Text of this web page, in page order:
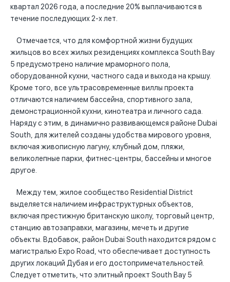
квартал 2026 года, а последние 20% выплачиваются в
течение последующих 2-х лет.
Отмечается, что для комфортной жизни будущих
жильцов во всех жилых резиденциях комплекса South Bay
5 предусмотрено наличие мраморного пола,
оборудованной кухни, частного сада и выхода на крышу.
Кроме того, все ультрасовременные виллы проекта
отличаются наличием бассейна, спортивного зала,
демонстрационной кухни, кинотеатра и личного сада.
Наряду с этим, в динамично развивающемся районе Dubai
South, для жителей созданы удобства мирового уровня,
включая живописную лагуну, клубный дом, пляжи,
великолепные парки, фитнес-центры, бассейны и многое
другое.
Между тем, жилое сообщество Residential District
выделяется наличием инфраструктурных объектов,
включая престижную британскую школу, торговый центр,
станцию автозаправки, магазины, мечеть и другие
объекты. Вдобавок, район Dubai South находится рядом с
магистралью Expo Road, что обеспечивает доступность
других локаций Дубая и его достопримечательностей.
Следует отметить, что элитный проект South Bay 5